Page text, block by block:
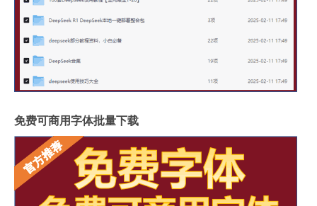
免费可商用字体批量下载